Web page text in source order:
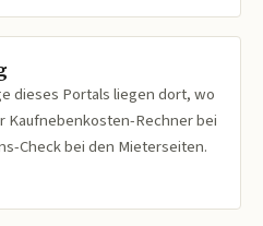
dieses Portals liegen dort, wo
Rechner bei
Check bei den Mieterseiten.